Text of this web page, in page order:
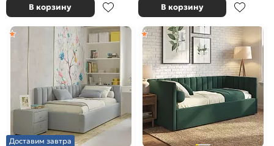
В корзину В корзину
Доставим завтра